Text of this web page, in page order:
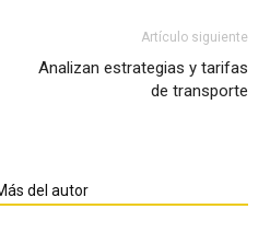
Artículo siguiente
Analizan estrategias y tarifas
de transporte
del autor